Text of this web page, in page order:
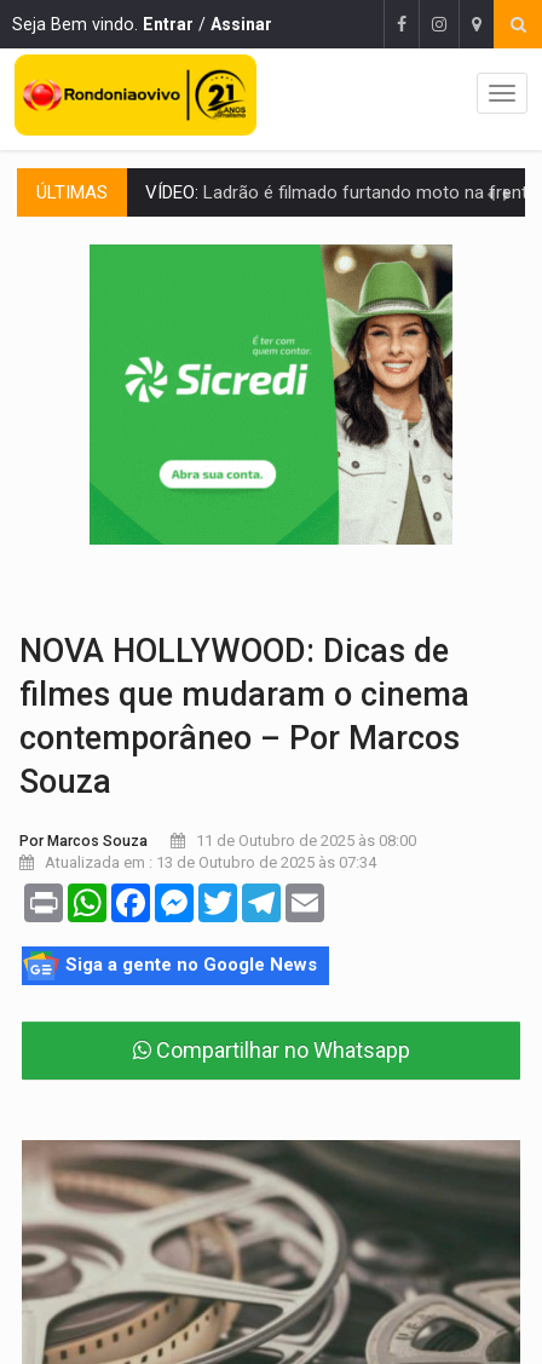
Seja Bem vindo. Entrar / Assinar
ÚLTIMAS BOLSAS DE PESQUISA:Iniciativa Amazônia+10 lança chamada para fortalecer
MATERIAL:Brasil tem grandes reservas de urânio, mas produz pouco e
Serpente capturada na fábrica da Coca-Cola é
HOMENAGEM:Cientistas cassados pelo AI-5 se tornam pesquisadores
VÍDEO:Perseguição é registrada no shopping após colombiana furtar
Apostas online começam a afetar produtividade e rotina
REFLORESTAMENTO: Plantar árvores não será mais suficiente para
OVNIS NA LUA: Cientistas alertam para possível base secreta no satélite
NOVA HOLLYWOOD: Dicas de
filmes que mudaram o cinema
contemporâneo – Por Marcos
Souza
Por Marcos Souza
11 de Outubro de 2025 às 08:00
Atualizada em : 13 de Outubro de 2025 às 07:34
Print WhatsAppFacebookMessenger
TwitterTelegram
Siga a gente no Google News
Compartilhar no Whatsapp